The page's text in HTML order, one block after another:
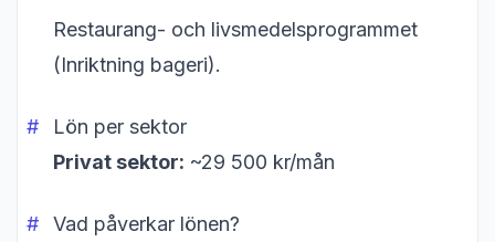
Restaurang- och livsmedelsprogrammet
(Inriktning bageri).
Lön per sektor
Privat sektor: ~29 500 kr/mån
Vad påverkar lönen?